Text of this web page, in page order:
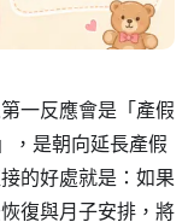
一反應會是「產假
，是朝向延長產假
的好處就是：如果
復與月子安排，將